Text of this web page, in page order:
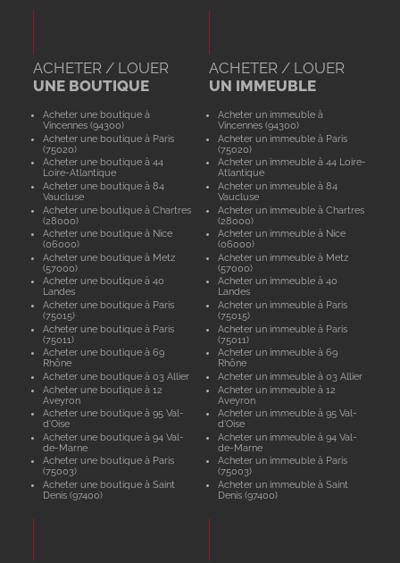
ACHETER / LOUER
UNE BOUTIQUE
Acheter une boutique à
Vincennes (94300)
Acheter une boutique à Paris
(75020)
Acheter une boutique à 44
Loire-Atlantique
Acheter une boutique à 84
Vaucluse
Acheter une boutique à Chartres
(28000)
Acheter une boutique à Nice
(06000)
Acheter une boutique à Metz
(57000)
Acheter une boutique à 40
Landes
Acheter une boutique à Paris
(75015)
Acheter une boutique à Paris
(75011)
Acheter une boutique à 69
Rhône
Acheter une boutique à 03 Allier
Acheter une boutique à 12
Aveyron
Acheter une boutique à 95 Val-
d'Oise
Acheter une boutique à 94 Val-
de-Marne
Acheter une boutique à Paris
(75003)
Acheter une boutique à Saint
Denis (97400)
ACHETER / LOUER
UN IMMEUBLE
Acheter un immeuble à
Vincennes (94300)
Acheter un immeuble à Paris
(75020)
Acheter un immeuble à 44 Loire-
Atlantique
Acheter un immeuble à 84
Vaucluse
Acheter un immeuble à Chartres
(28000)
Acheter un immeuble à Nice
(06000)
Acheter un immeuble à Metz
(57000)
Acheter un immeuble à 40
Landes
Acheter un immeuble à Paris
(75015)
Acheter un immeuble à Paris
(75011)
Acheter un immeuble à 69
Rhône
Acheter un immeuble à 03 Allier
Acheter un immeuble à 12
Aveyron
Acheter un immeuble à 95 Val-
d'Oise
Acheter un immeuble à 94 Val-
de-Marne
Acheter un immeuble à Paris
(75003)
Acheter un immeuble à Saint
Denis (97400)